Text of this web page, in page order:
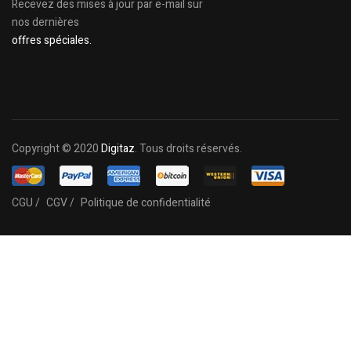
Recevez des mises à jour par e-mail sur
nos dernières
offres spéciales.
Copyright © 2020Digitaz. Tous droits réservés.
CGU / CGV / Politique de confidentialité